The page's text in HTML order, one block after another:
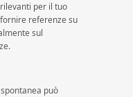
per il tuo
referenze su
sul
può